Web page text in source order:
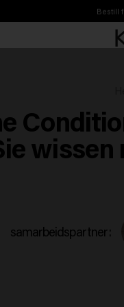
Bestill
samarbeidspartner: